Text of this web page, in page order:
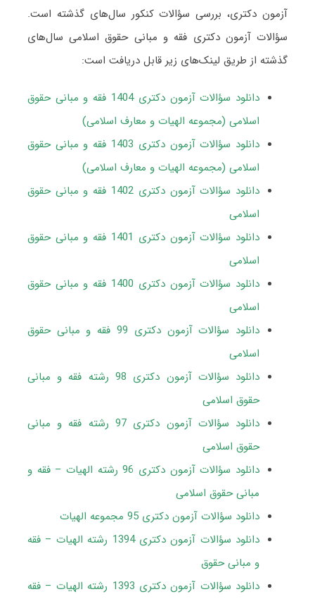
آزمون دکتری، بررسی سؤالات کنکور سال‌های گذشته است.
سؤالات آزمون دکتری فقه و مبانی حقوق اسلامی سال‌های
گذشته از طریق لینک‌های زیر قابل دریافت است:
دانلود سؤالات آزمون دکتری 1404 فقه و مبانی حقوق
اسلامی (مجموعه الهیات و معارف اسلامی)
دانلود سؤالات آزمون دکتری 1403 فقه و مبانی حقوق
اسلامی (مجموعه الهیات و معارف اسلامی)
دانلود سؤالات آزمون دکتری 1402 فقه و مبانی حقوق
اسلامی
دانلود سؤالات آزمون دکتری 1401 فقه و مبانی حقوق
اسلامی
دانلود سؤالات آزمون دکتری 1400 فقه و مبانی حقوق
اسلامی
دانلود سؤالات آزمون دکتری 99 فقه و مبانی حقوق
اسلامی
دانلود سؤالات آزمون دکتری 98 رشته فقه و مبانی
حقوق اسلامی
دانلود سؤالات آزمون دکتری 97 رشته فقه و مبانی
حقوق اسلامی
دانلود سؤالات آزمون دکتری 96 رشته الهیات – فقه و
مبانی حقوق اسلامی
دانلود سؤالات آزمون دکتری 95 مجموعه الهیات
دانلود سؤالات آزمون دکتری 1394 رشته الهیات – فقه
و مبانی حقوق
دانلود سؤالات آزمون دکتری 1393 رشته الهیات – فقه